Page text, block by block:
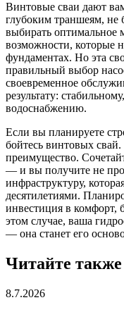
Винтовые сваи дают
глубоким траншеям, не
выбирать оптимальное
возможности, которые
фундаментах. Но эта
правильный выбор
своевременное
результату:
водоснабжению.
Если вы планируете
бойтесь винтовых
преимущество.
— и вы получите не
инфраструктуру,
десятилетиями.
инвестиция в комфорт,
этом случае, ваша
— она станет его
Читайте также
8.7.2026